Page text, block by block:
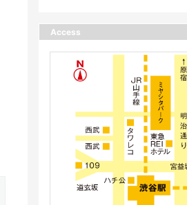
Access